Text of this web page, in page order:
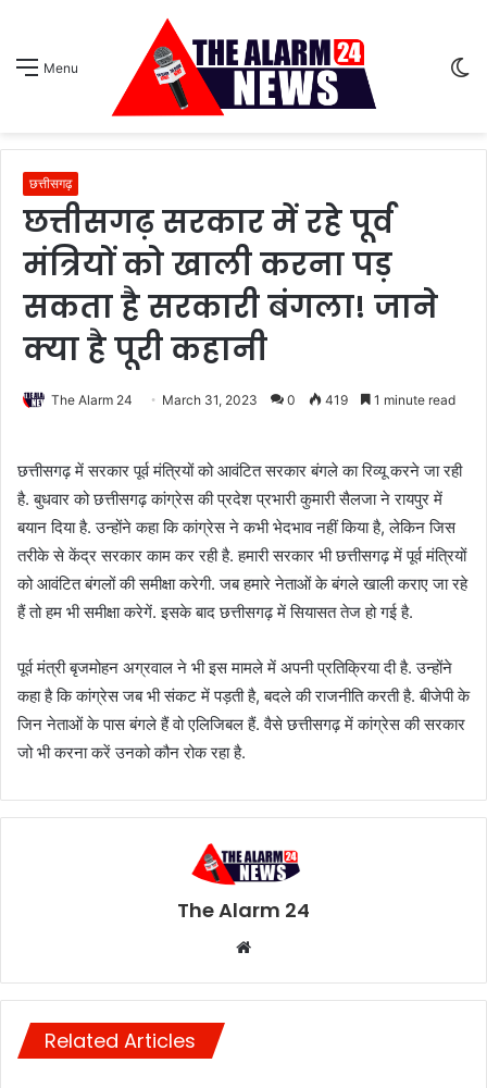
Menu
छत्तीसगढ़
छत्तीसगढ़ सरकार में रहे पूर्व
मंत्रियों को खाली करना पड़
सकता है सरकारी बंगला! जाने
क्या है पूरी कहानी
The Alarm 24 March 31, 2023 0 419 1 minute read
छत्तीसगढ़ में सरकार पूर्व मंत्रियों को आवंटित सरकार बंगले का रिव्यू करने जा रही
है. बुधवार को छत्तीसगढ़ कांग्रेस की प्रदेश प्रभारी कुमारी सैलजा ने रायपुर में
बयान दिया है. उन्होंने कहा कि कांग्रेस ने कभी भेदभाव नहीं किया है, लेकिन जिस
तरीके से केंद्र सरकार काम कर रही है. हमारी सरकार भी छत्तीसगढ़ में पूर्व मंत्रियों
को आवंटित बंगलों की समीक्षा करेगी. जब हमारे नेताओं के बंगले खाली कराए जा रहे
हैं तो हम भी समीक्षा करेगें. इसके बाद छत्तीसगढ़ में सियासत तेज हो गई है.
पूर्व मंत्री बृजमोहन अग्रवाल ने भी इस मामले में अपनी प्रतिक्रिया दी है. उन्होंने
कहा है कि कांग्रेस जब भी संकट में पड़ती है, बदले की राजनीति करती है. बीजेपी के
जिन नेताओं के पास बंगले हैं वो एलिजिबल हैं. वैसे छत्तीसगढ़ में कांग्रेस की सरकार
जो भी करना करें उनको कौन रोक रहा है.
The Alarm 24
Website
Related Articles